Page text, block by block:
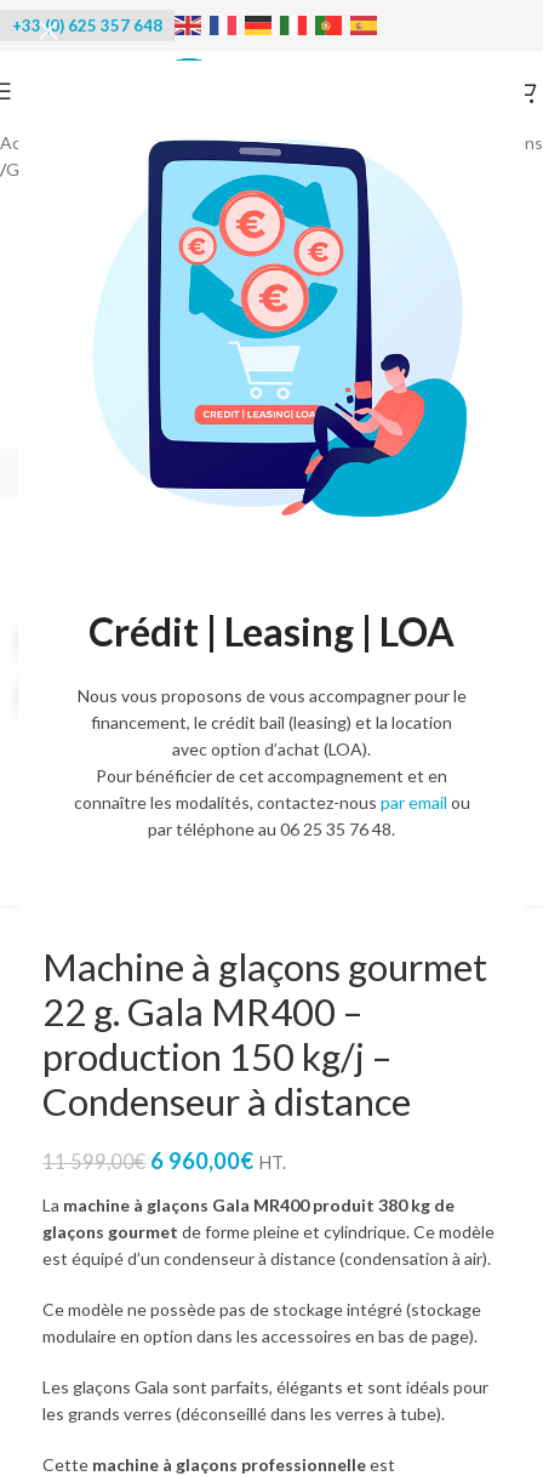
Crédit | Leasing | LOA
Nous vous proposons de vous accompagner pour le
financement, le crédit bail (leasing) et la location
avec option d’achat (LOA).
Pour bénéficier de cet accompagnement et en
connaître les modalités, contactez-nous par email ou
par téléphone au 06 25 35 76 48.
+33 (0) 625 357 648
Accueil Machines à glace/Machines à glaçons - Distributeurs de glaçons
/Glaçons Gala - Stella
-40%
Voir la vidéo
Agrandir l'image
Machine à glaçons gourmet
22 g. Gala MR400 –
production 150 kg/j –
Condenseur à distance
11 599,00€ 6 960,00€ HT.
La machine à glaçons Gala MR400 produit 380 kg de
glaçons gourmet de forme pleine et cylindrique. Ce modèle
est équipé d’un condenseur à distance (condensation à air).
Ce modèle ne possède pas de stockage intégré (stockage
modulaire en option dans les accessoires en bas de page).
Les glaçons Gala sont parfaits, élégants et sont idéals pour
les grands verres (déconseillé dans les verres à tube).
Cette machine à glaçons professionnelleest